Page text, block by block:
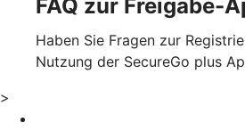
FAQ zur Freigabe-
Haben Sie Fragen zur
Nutzung der SecureGo plus
>